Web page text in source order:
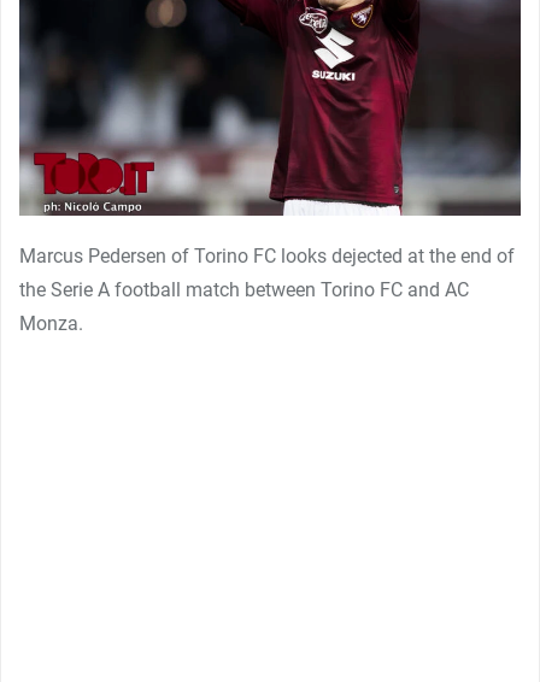
Marcus Pedersen of Torino FC looks dejected at the end of
the Serie A football match between Torino FC and AC
Monza.